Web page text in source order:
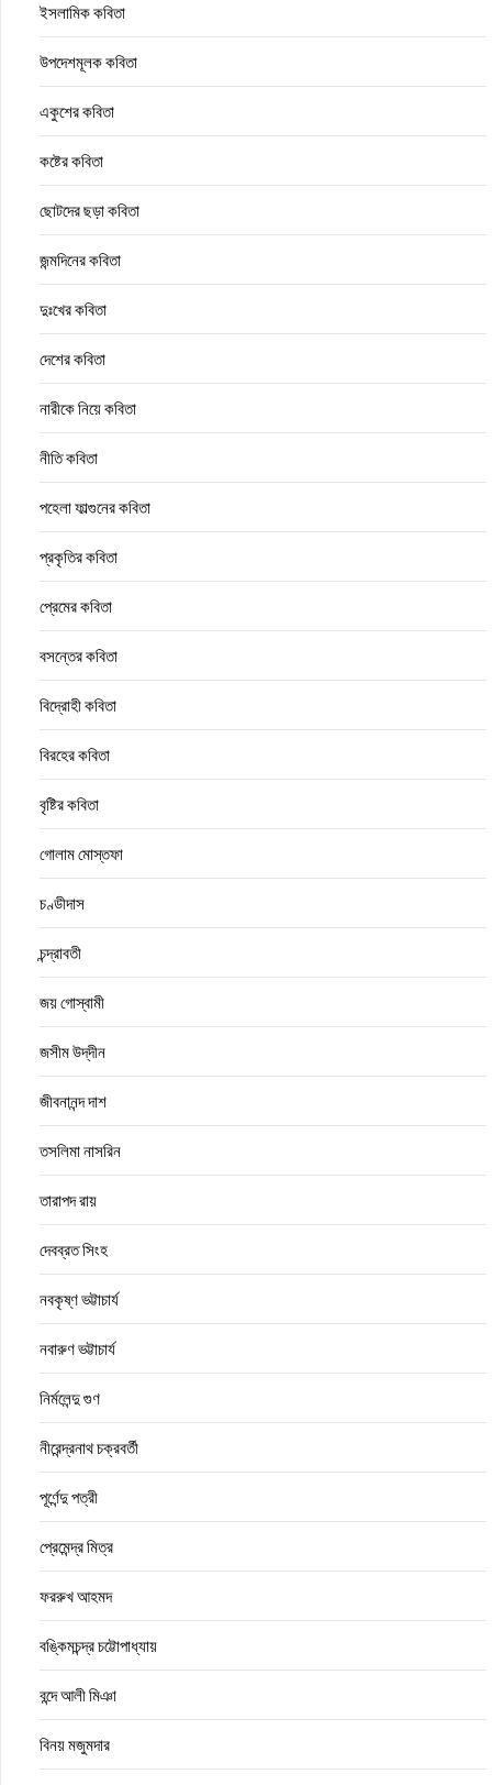
ইসলামিক কবিতা
উপদেশমূলক কবিতা
একুশের কবিতা
কষ্টের কবিতা
ছোটদের ছড়া কবিতা
জন্মদিনের কবিতা
দুঃখের কবিতা
দেশের কবিতা
নারীকে নিয়ে কবিতা
নীতি কবিতা
পহেলা ফাল্গুনের কবিতা
প্রকৃতির কবিতা
প্রেমের কবিতা
বসন্তের কবিতা
বিদ্রোহী কবিতা
বিরহের কবিতা
বৃষ্টির কবিতা
গোলাম মোস্তফা
চণ্ডীদাস
চন্দ্রাবতী
জয় গোস্বামী
জসীম উদ্‌দীন
জীবনানন্দ দাশ
তসলিমা নাসরিন
তারাপদ রায়
দেবব্রত সিংহ
নবকৃষ্ণ ভট্টাচার্য
নবারুণ ভট্টাচার্য
নির্মলেন্দু গুণ
নীরেন্দ্রনাথ চক্রবর্তী
পূর্ণেন্দু পত্রী
প্রেমেন্দ্র মিত্র
ফররুখ আহমদ
বঙ্কিমচন্দ্র চট্টোপাধ্যায়
বন্দে আলী মিঞা
বিনয় মজুমদার